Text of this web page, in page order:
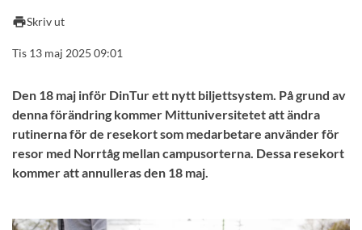
printSkriv ut
Tis 13 maj 2025 09:01
Den 18 maj inför DinTur ett nytt biljettsystem. På grund av
denna förändring kommer Mittuniversitetet att ändra
rutinerna för de resekort som medarbetare använder för
resor med Norrtåg mellan campusorterna. Dessa resekort
kommer att annulleras den 18 maj.